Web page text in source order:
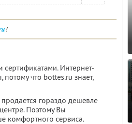
!
Интернет-
что bottes.ru знает,
гораздо дешевле
Поэтому Вы
комфортного сервиса.